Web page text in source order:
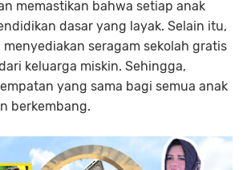
memastikan bahwa setiap anak
dasar yang layak. Selain itu,
seragam sekolah gratis
keluarga miskin. Sehingga,
yang sama bagi semua anak
berkembang.